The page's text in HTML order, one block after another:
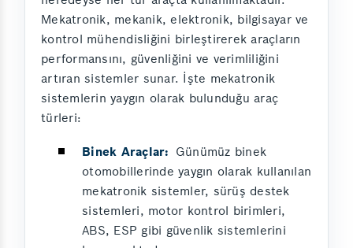
Mekatronik, mekanik, elektronik, bilgisayar ve
kontrol mühendisliğini birleştirerek araçların
performansını, güvenliğini ve verimliliğini
artıran sistemler sunar. İşte mekatronik
sistemlerin yaygın olarak bulunduğu araç
türleri:
Binek Araçlar: Günümüz binek
otomobillerinde yaygın olarak kullanılan
mekatronik sistemler, sürüş destek
sistemleri, motor kontrol birimleri,
ABS, ESP gibi güvenlik sistemlerini